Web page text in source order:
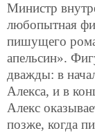
Министр
любопытная
пишущего
апельсин».
дважды: в
Алекса, и в
Алекс
позже, когда